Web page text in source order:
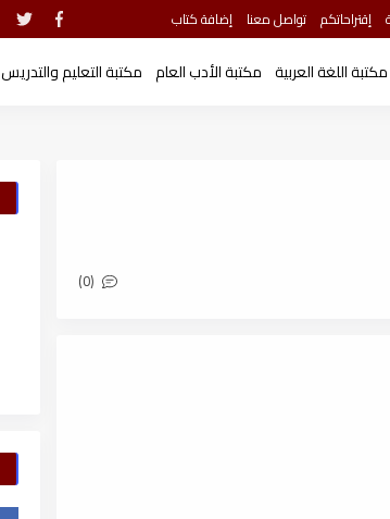
إقتراحاتكم تواصل معنا إضافة كتاب
مكتبة اللغة العربية مكتبة الأدب العام مكتبة التعليم والتدريس
(0)